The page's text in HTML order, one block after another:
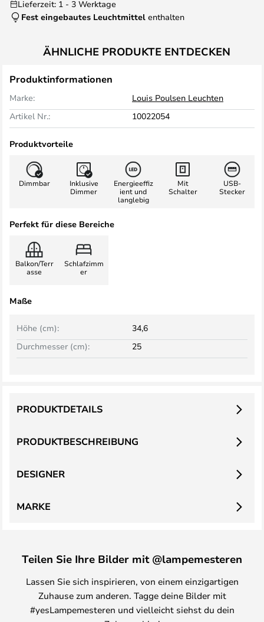
Lieferzeit: 1 - 3 Werktage
Fest eingebautes Leuchtmittel enthalten
ÄHNLICHE PRODUKTE ENTDECKEN
Produktinformationen
Marke:
Louis Poulsen Leuchten
Artikel Nr.:
10022054
Produktvorteile
Dimmbar
Inklusive
Dimmer
Energieeffiz
ient und
langlebig
Mit
Schalter
USB-
Stecker
Perfekt für diese Bereiche
Balkon/Terr
asse
Schlafzimm
er
Maße
Höhe (cm):
34,6
Durchmesser (cm):
25
PRODUKTBESCHREIBUNG
PRODUKTDETAILS
DESIGNER
MARKE
Teilen Sie Ihre Bilder mit @lampemesteren
Lassen Sie sich inspirieren, von einem einzigartigen
Zuhause zum anderen. Tagge deine Bilder mit
#yesLampemesteren und vielleicht siehst du dein